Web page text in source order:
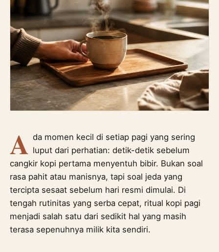
A da momen kecil di setiap pagi yang sering
luput dari perhatian: detik-detik sebelum
cangkir kopi pertama menyentuh bibir. Bukan soal
rasa pahit atau manisnya, tapi soal jeda yang
tercipta sesaat sebelum hari resmi dimulai. Di
tengah rutinitas yang serba cepat, ritual kopi pagi
menjadi salah satu dari sedikit hal yang masih
terasa sepenuhnya milik kita sendiri.